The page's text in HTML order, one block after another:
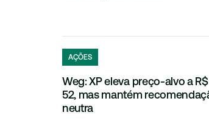
AÇÕES
Weg: XP eleva preço-alvo a R$
52, mas mantém
neutra